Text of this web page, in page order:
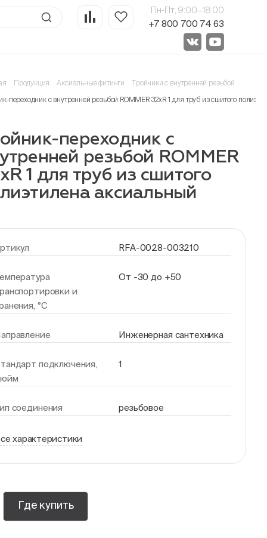
Пн-Пт, 9:00—18:00
+7 800 700 74 63
Продукция Аксиальные фитинги Тройники с внутренней резьбой
переходник с внутренней резьбой ROMMER 32xR 1 для труб из сшитого
переходник с
резьбой ROMMER
1 для труб из сшитого
аксиальный
RFA-0028-003210
и
°С
От -30 до +50
Инженерная сантехника
подключения,
1
соединения резьбовое
характеристики
Где купить